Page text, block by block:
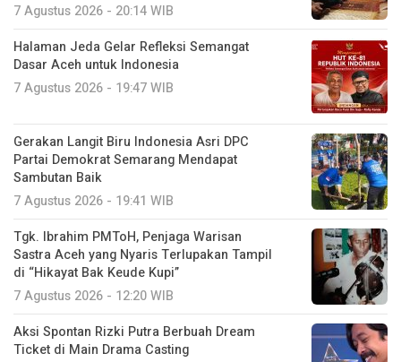
7 Agustus 2026 - 20:14 WIB
Halaman Jeda Gelar Refleksi Semangat
Dasar Aceh untuk Indonesia
7 Agustus 2026 - 19:47 WIB
Gerakan Langit Biru Indonesia Asri DPC
Partai Demokrat Semarang Mendapat
Sambutan Baik
7 Agustus 2026 - 19:41 WIB
Tgk. Ibrahim PMToH, Penjaga Warisan
Sastra Aceh yang Nyaris Terlupakan Tampil
di “Hikayat Bak Keude Kupi”
7 Agustus 2026 - 12:20 WIB
Aksi Spontan Rizki Putra Berbuah Dream
Ticket di Main Drama Casting